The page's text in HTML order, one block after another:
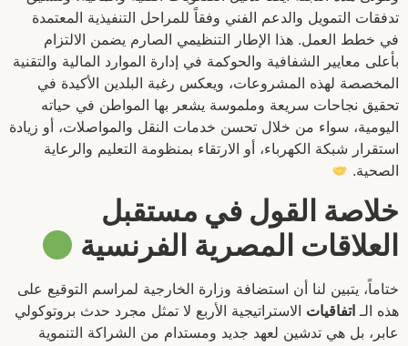
تدفقات التمويل والدعم الفني وفقاً للمراحل التنفيذية المعتمدة
في خطط العمل. هذا الإطار التنظيمي الصارم يضمن الالتزام
بأعلى معايير الشفافية والحوكمة في إدارة الموارد المالية والتقنية
المخصصة لهذه المشروعات، ويعكس رغبة البلدين الأكيدة في
تحقيق نجاحات سريعة وملموسة يشعر بها المواطن في حياته
اليومية، سواء من خلال تحسن خدمات النقل والمواصلات، أو زيادة
استقرار شبكة الكهرباء، أو الارتقاء بمنظومة التعليم والرعاية
الصحية.
خلاصة القول في مستقبل
العلاقات المصرية الفرنسية
ختاماً، يتبين لنا أن استضافة وزارة الخارجية لمراسم التوقيع على
هذه الـ اتفاقيات الاستراتيجية الأربع لا تمثل مجرد حدث بروتوكولي
عابر، بل هي تدشين لعهد جديد ومستدام من الشراكة التنموية